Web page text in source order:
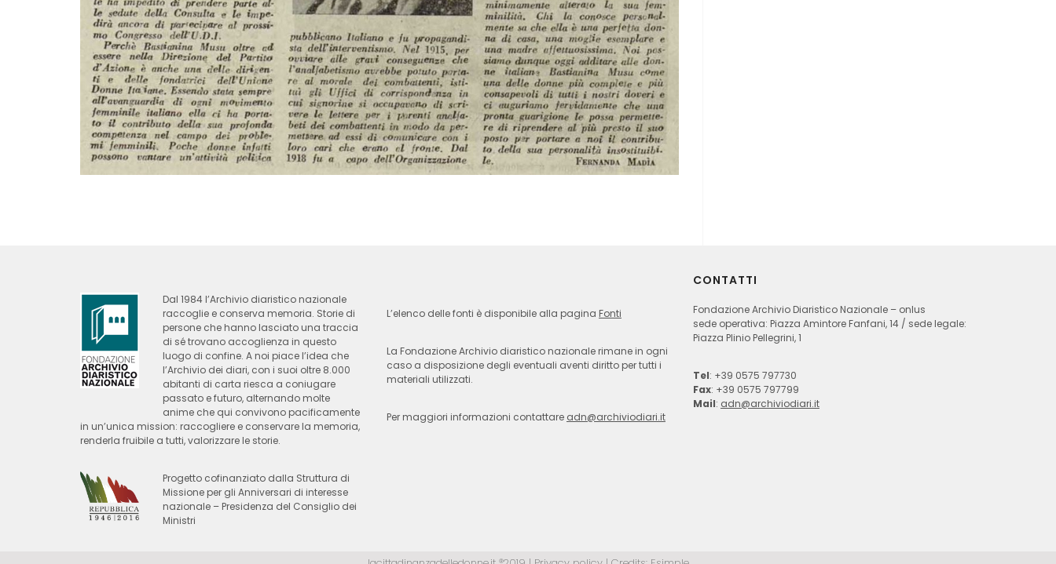
Dal 1984 l’Archivio diaristico nazionale
raccoglie e conserva memoria. Storie di
persone che hanno lasciato una traccia
di sé trovano accoglienza in questo
luogo di confine. A noi piace l’idea che
l’Archivio dei diari, con i suoi oltre 8.000
abitanti di carta riesca a coniugare
passato e futuro, alternando molte
anime che qui convivono pacificamente
in un’unica mission: raccogliere e conservare la memoria,
renderla fruibile a tutti, valorizzare le storie.
Progetto cofinanziato dalla Struttura di
Missione per gli Anniversari di interesse
nazionale – Presidenza del Consiglio dei
Ministri
L’elenco delle fonti è disponibile alla pagina Fonti
La Fondazione Archivio diaristico nazionale rimane in ogni
caso a disposizione degli eventuali aventi diritto per tutti i
materiali utilizzati.
Per maggiori informazioni contattare adn@archiviodiari.it
CONTATTI
Fondazione Archivio Diaristico Nazionale – onlus
sede operativa: Piazza Amintore Fanfani, 14 / sede legale:
Piazza Plinio Pellegrini, 1
Tel: +39 0575 797730
Fax: +39 0575 797799
Mail: adn@archiviodiari.it